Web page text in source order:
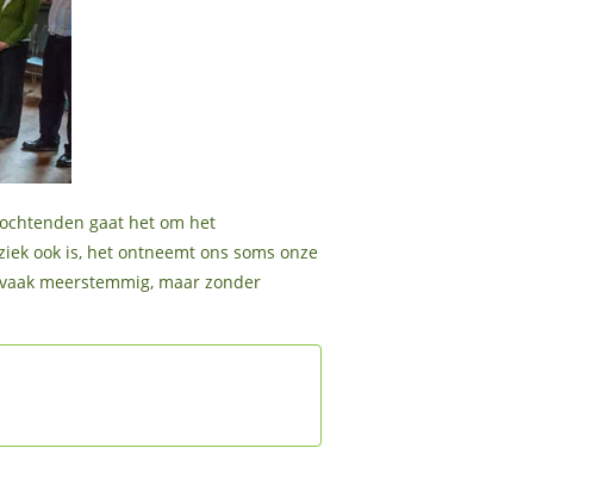
gaat het om het
ook is, het ontneemt ons soms onze
meerstemmig, maar zonder